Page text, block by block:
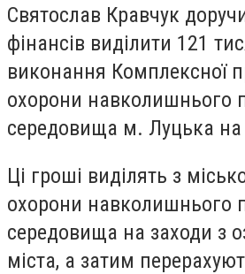
Святослав Кравчук
фінансів виділити 121
виконання Комплексної
охорони навколишнього
середовища м. Луцька на
Ці гроші виділять з
охорони навколишнього
середовища на заходи з
міста, а затим